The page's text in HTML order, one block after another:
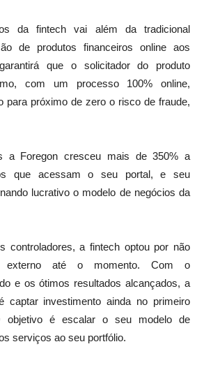
da fintech vai além da tradicional
de produtos financeiros online aos
que o solicitador do produto
com um processo 100% online,
para próximo de zero o risco de fraude,
a Foregon cresceu mais de 350% a
que acessam o seu portal, e seu
lucrativo o modelo de negócios da
controladores, a fintech optou por não
externo até o momento. Com o
e os ótimos resultados alcançados, a
captar investimento ainda no primeiro
objetivo é escalar o seu modelo de
serviços ao seu portfólio.